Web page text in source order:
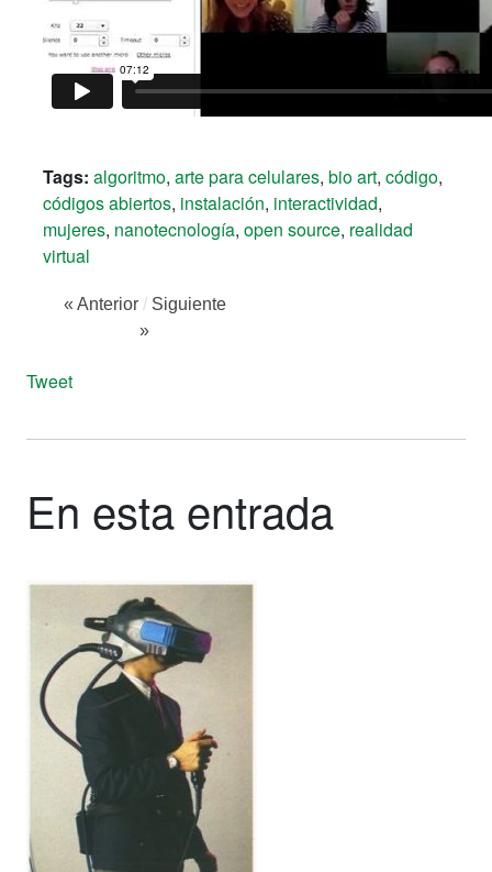
Tags: algoritmo, arte para celulares, bio art, código,
códigos abiertos, instalación, interactividad,
mujeres, nanotecnología, open source, realidad
virtual
« Anterior / Siguiente
»
Tweet
En esta entrada